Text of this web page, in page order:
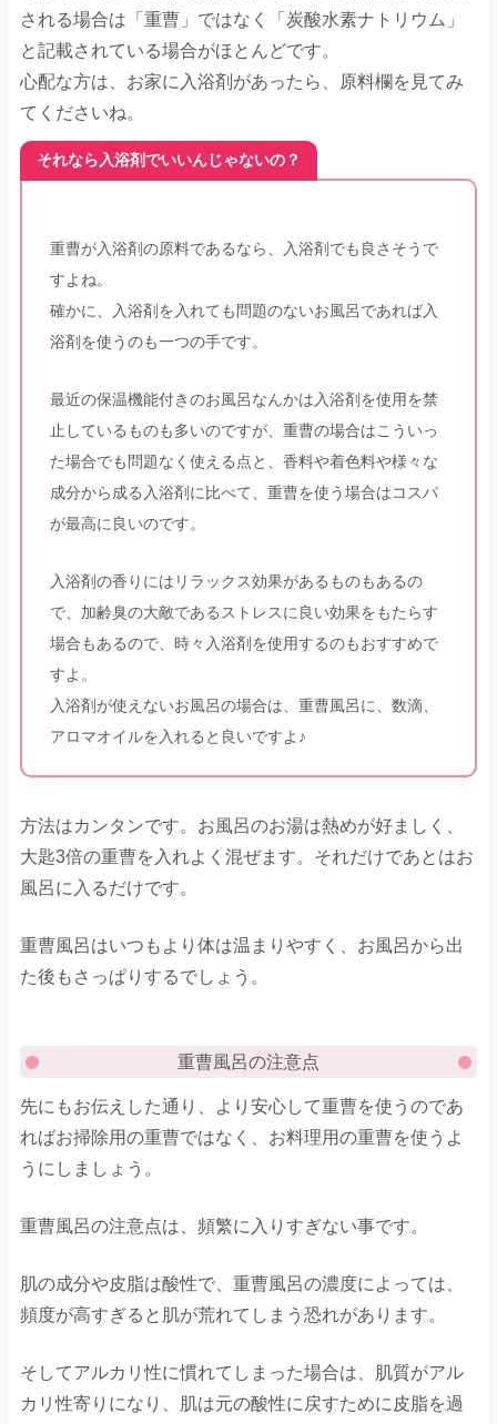
される場合は「重曹」ではなく「炭酸水素ナトリウム」
と記載されている場合がほとんどです。
心配な方は、お家に入浴剤があったら、原料欄を見てみ
てくださいね。
それなら入浴剤でいいんじゃないの？
重曹が入浴剤の原料であるなら、入浴剤でも良さそうで
すよね。
確かに、入浴剤を入れても問題のないお風呂であれば入
浴剤を使うのも一つの手です。
最近の保温機能付きのお風呂なんかは入浴剤を使用を禁
止しているものも多いのですが、重曹の場合はこういっ
た場合でも問題なく使える点と、香料や着色料や様々な
成分から成る入浴剤に比べて、重曹を使う場合はコスパ
が最高に良いのです。
入浴剤の香りにはリラックス効果があるものもあるの
で、加齢臭の大敵であるストレスに良い効果をもたらす
場合もあるので、時々入浴剤を使用するのもおすすめで
すよ。
入浴剤が使えないお風呂の場合は、重曹風呂に、数滴、
アロマオイルを入れると良いですよ♪
方法はカンタンです。お風呂のお湯は熱めが好ましく、
大匙3倍の重曹を入れよく混ぜます。それだけであとはお
風呂に入るだけです。
重曹風呂はいつもより体は温まりやすく、お風呂から出
た後もさっぱりするでしょう。
重曹風呂の注意点
先にもお伝えした通り、より安心して重曹を使うのであ
ればお掃除用の重曹ではなく、お料理用の重曹を使うよ
うにしましょう。
重曹風呂の注意点は、頻繁に入りすぎない事です。
肌の成分や皮脂は酸性で、重曹風呂の濃度によっては、
頻度が高すぎると肌が荒れてしまう恐れがあります。
そしてアルカリ性に慣れてしまった場合は、肌質がアル
カリ性寄りになり、肌は元の酸性に戻すために皮脂を過